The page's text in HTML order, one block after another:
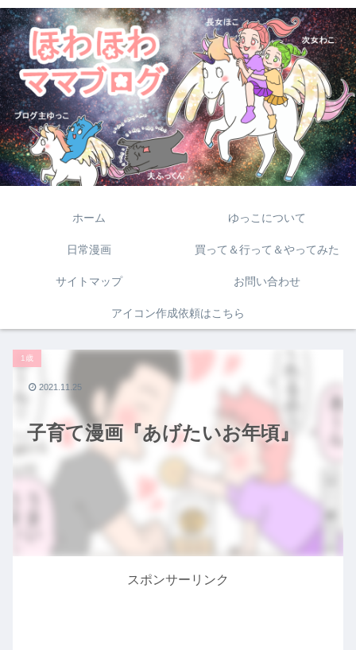
ホーム ゆっこについて
日常漫画 買って＆行って＆やってみた
サイトマップ お問い合わせ
アイコン作成依頼はこちら
子育て漫画『あげたいお年頃』
1歳
2021.11.25
スポンサーリンク